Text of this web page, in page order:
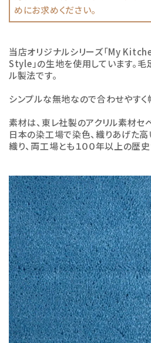
めにお求めください。
当店オリジナルシリーズ「My
Style」の生地を使用しています。毛
ル製法です。
シンプルな無地なので合わせやすく
素材は、東レ社製のアクリル素材セ
日本の染工場で染色、織りあげた
織り、両工場とも１００年以上の歴史